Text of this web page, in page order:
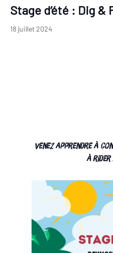
Stage d’été : Dig &
18 juillet 2024
Venez apprendre à
à rider